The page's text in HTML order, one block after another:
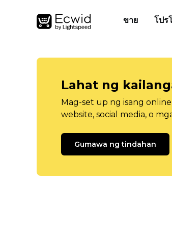
ขาย โปร
Lahat ng
Mag-set up ng isang
website, social media, o
Gumawa ng tindahan